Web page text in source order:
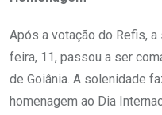
Após a votação do Refis,
feira, 11, passou a ser
de Goiânia. A solenidade
homenagem ao Dia